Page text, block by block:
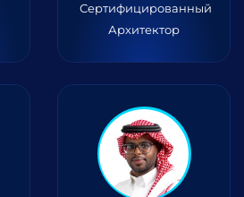
Сертифицированный
Архитектор